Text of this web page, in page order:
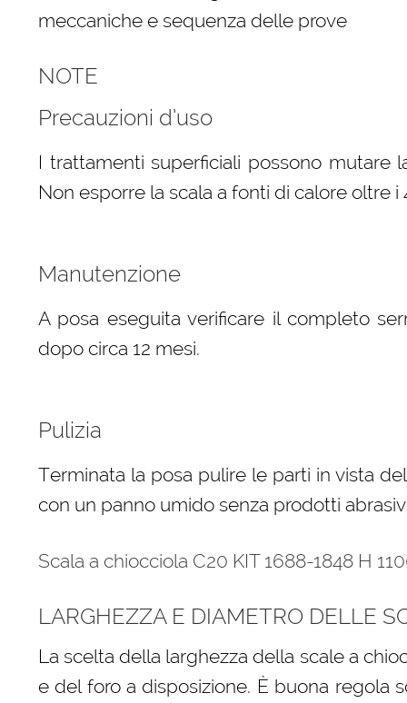
meccaniche e sequenza delle prove
NOTE
Precauzioni d’uso
I trattamenti superficiali possono mutare
Non esporre la scala a fonti di calore oltre i
Manutenzione
A posa eseguita verificare il completo
dopo circa 12 mesi.
Pulizia
Terminata la posa pulire le parti in vista
con un panno umido senza prodotti
Scala a chiocciola C20 KIT 1688-1848 H
LARGHEZZA E DIAMETRO DELLE
La scelta della larghezza della scale a
e del foro a disposizione. È buona regola